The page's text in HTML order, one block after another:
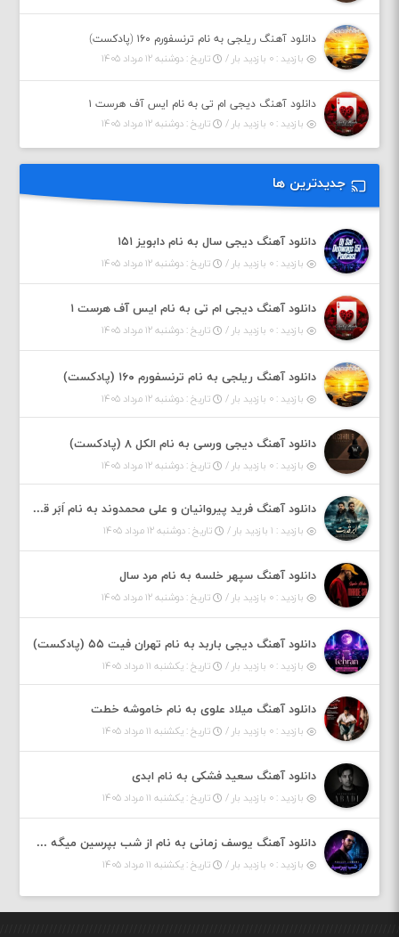
دانلود آهنگ ریلجی به نام ترنسفورم ۱۶۰ (پادکست)
بازدید : ۰ بازدید بار /
تاریخ : دوشنبه ۱۲ مرداد ۱۴۰۵
دانلود آهنگ دیجی ام تی به نام ایس آف هرست ۱
بازدید : ۰ بازدید بار /
تاریخ : دوشنبه ۱۲ مرداد ۱۴۰۵
جدیدترین ها
دانلود آهنگ دیجی سال به نام دابویز ۱۵۱
بازدید : ۰ بازدید بار / تاریخ : دوشنبه ۱۲ مرداد ۱۴۰۵
دانلود آهنگ دیجی ام تی به نام ایس آف هرست ۱
بازدید : ۰ بازدید بار / تاریخ : دوشنبه ۱۲ مرداد ۱۴۰۵
دانلود آهنگ ریلجی به نام ترنسفورم ۱۶۰ (پادکست)
بازدید : ۰ بازدید بار / تاریخ : دوشنبه ۱۲ مرداد ۱۴۰۵
دانلود آهنگ دیجی ورسی به نام الکل ۸ (پادکست)
بازدید : ۰ بازدید بار / تاریخ : دوشنبه ۱۲ مرداد ۱۴۰۵
دانلود آهنگ فرید پیروانیان و علی محمدوند به نام اَبَر قدرت
بازدید : ۱ بازدید بار / تاریخ : دوشنبه ۱۲ مرداد ۱۴۰۵
دانلود آهنگ سپهر خلسه به نام مرد سال
بازدید : ۰ بازدید بار / تاریخ : دوشنبه ۱۲ مرداد ۱۴۰۵
دانلود آهنگ دیجی باربد به نام تهران فیت ۵۵ (پادکست)
بازدید : ۰ بازدید بار / تاریخ : یکشنبه ۱۱ مرداد ۱۴۰۵
دانلود آهنگ میلاد علوی به نام خاموشه خطت
بازدید : ۰ بازدید بار / تاریخ : یکشنبه ۱۱ مرداد ۱۴۰۵
دانلود آهنگ سعید فشکی به نام ابدی
بازدید : ۰ بازدید بار / تاریخ : یکشنبه ۱۱ مرداد ۱۴۰۵
دانلود آهنگ یوسف زمانی به نام از شب بپرسین میگه چه روزگاری دارم
بازدید : ۰ بازدید بار / تاریخ : یکشنبه ۱۱ مرداد ۱۴۰۵